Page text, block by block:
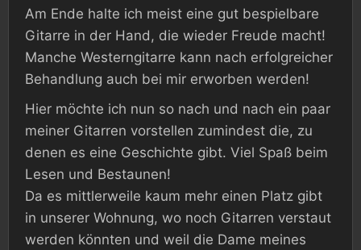
Am Ende halte ich meist eine gut bespielbare
Gitarre in der Hand, die wieder Freude macht!
Manche Westerngitarre kann nach erfolgreicher
Behandlung auch bei mir erworben werden!
Hier möchte ich nun so nach und nach ein paar
meiner Gitarren vorstellen zumindest die, zu
denen es eine Geschichte gibt. Viel Spaß beim
Lesen und Bestaunen!
Da es mittlerweile kaum mehr einen Platz gibt
in unserer Wohnung, wo noch Gitarren verstaut
werden könnten und weil die Dame meines